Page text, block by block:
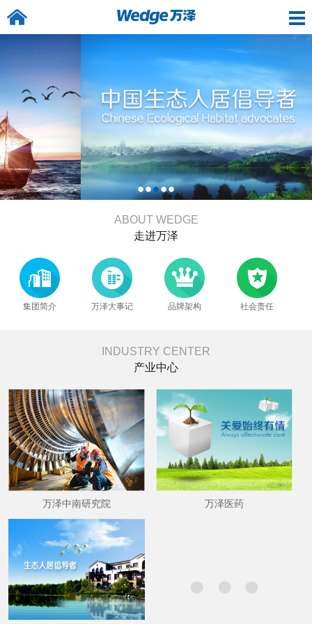
ABOUT WEDGE
走进万泽
集团简介 万泽大事记 品牌架构 社会责任
INDUSTRY CENTER
产业中心
万泽中南研究院 万泽医药